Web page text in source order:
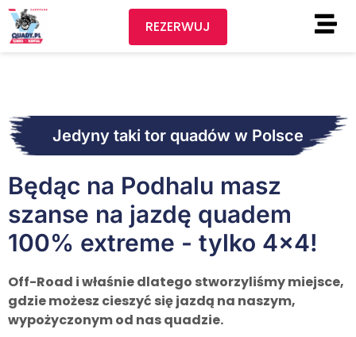
REZERWUJ
Jedyny taki tor quadów w Polsce
Będąc na Podhalu masz
szanse na jazdę quadem
100% extreme - tylko 4x4!
Off-Road i właśnie dlatego stworzyliśmy miejsce,
gdzie możesz cieszyć się jazdą na naszym,
wypożyczonym od nas quadzie.